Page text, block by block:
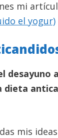
mi
el yogur)
desayuno
dieta
mis